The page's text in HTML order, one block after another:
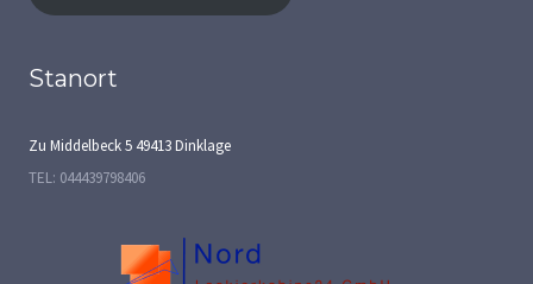
Stanort
Zu Middelbeck 5 49413 Dinklage
TEL: 044439798406